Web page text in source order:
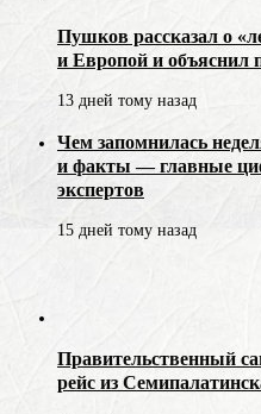
Пушков рассказал о
и Европой и
13 дней тому назад
Чем запомнилась
и факты — главные
экспертов
15 дней тому назад
Правительственный
рейс из